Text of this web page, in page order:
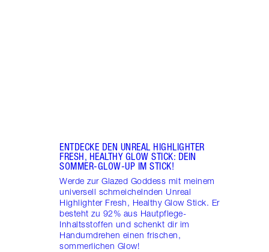
ENTDECKE DEN UNREAL HIGHLIGHTER
FRESH, HEALTHY GLOW STICK: DEIN
SOMMER-GLOW-UP IM STICK!
Werde zur Glazed Goddess mit meinem
universell schmeichelnden Unreal
Highlighter Fresh, Healthy Glow Stick. Er
besteht zu 92% aus Hautpflege-
Inhaltsstoffen und schenkt dir im
Handumdrehen einen frischen,
sommerlichen Glow!